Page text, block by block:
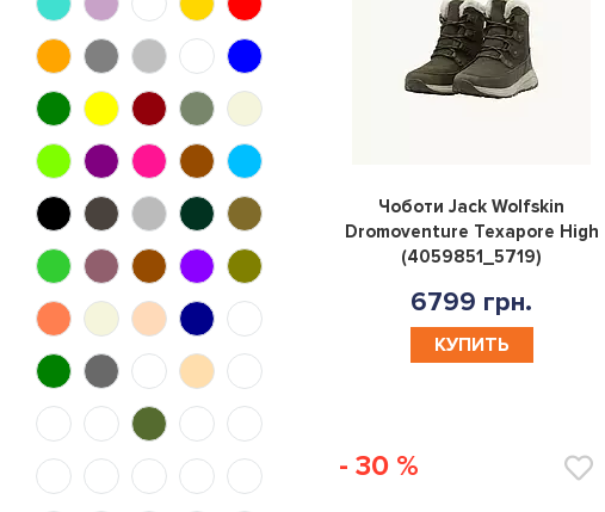
47 48 50 52
54 56 58 140
74 80 86 92
98 104 110 116
128 152 164 176
8.5 10.5 7.5 X
43.5 44.5 38.5 40.5
Чоботи Jack Wolfskin
Dromoventure Texapore High
(4059851_5719)
6799 грн.
КУПИТЬ
- 30 %